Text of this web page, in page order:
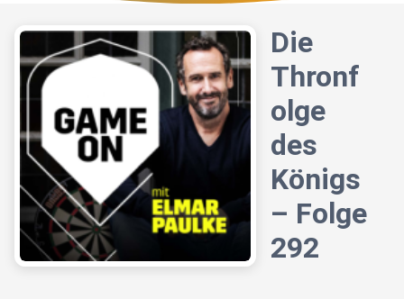
Die
Thronf
olge
des
Königs
– Folge
292